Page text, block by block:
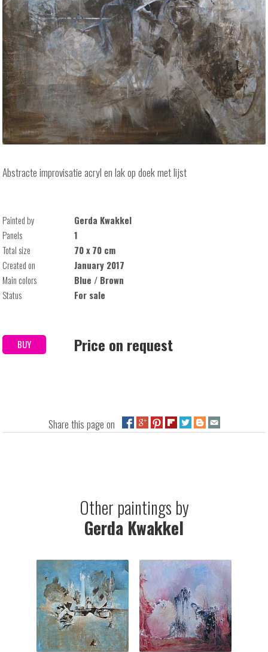
Abstracte improvisatie acryl en lak op doek met lijst
Painted by
Gerda Kwakkel
Panels
1
Total size
70 x 70 cm
Created on
January 2017
Main colors
Blue / Brown
Status
For sale
BUY Price on request
Share this page on
Other paintings by
Gerda Kwakkel